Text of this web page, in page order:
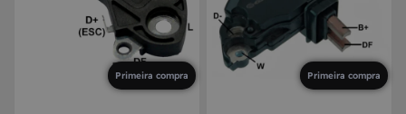
Primeira compra Primeira compra